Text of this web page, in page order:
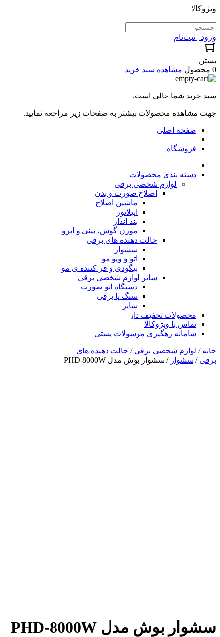
ویژوکالا
ورود | ثبت‌نام
بستن
0 محصول
مشاهده سبد خرید
سبد خرید شما خالی است.
جهت مشاهده محصولات بیشتر به صفحات زیر مراجعه نمایید.
صفحه اصلی
فروشگاه
دسته بندی محصولات
لوازم شخصی برقی
اصلاح صورت و بدن
ماشین اصلاح
اپیلاتور
بند انداز
موزن گوش، بینی و ابرو
حالت دهنده های برقی
سشوار
اتو و ویو مو
بیگودی و فر کننده ی مو
سایر لوازم شخصی برقی
دستگاه اتو صورت
سنگ پا برقی
سایر
محصولات تخفیف دار
تماس با ویژوکالا
سامانه رهگیری مرسولات پستی
خانه / لوازم شخصی برقی / حالت دهنده های
برقی / سشوار / سشوار بوش مدل PHD-8000W
سشوار بوش مدل PHD-8000W